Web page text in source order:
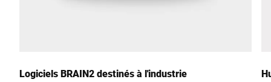
Logiciels BRAIN2 destinés à l'industrie